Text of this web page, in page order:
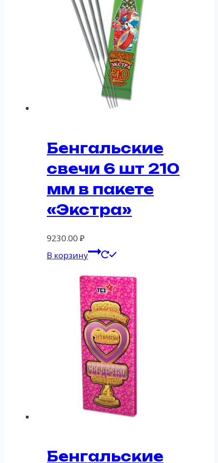
Бенгальские
свечи 6 шт 210
мм в пакете
«Экстра»
9230.00 ₽
В корзину
Бенгальские